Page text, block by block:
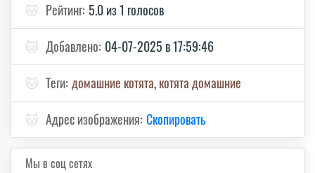
🐱 Рейтинг: 5.0 из 1 голосов
🐱 Добавлено: 04-07-2025 в 17:59:46
🐱 Теги: домашние котята,котята домашние
🐱 Адрес изображения: Скопировать
Мы в соц сетях